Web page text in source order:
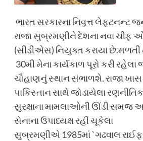
ભારત સરકારના નિવૃત્ત
રાજા સુબ્રમણીને દેશના નવા ચીફ
(સીડીએસ) નિયુક્ત કરાયા છે.મળતી
30મી મેના કાર્યકાળ પૂરો કરી
ચૌહાણનું સ્થાન સંભાળશે. રાજા
પાકિસ્તાન સાથે જોડાયેલા
સુરક્ષાના મામલાઓની ઊંડી સમજ
સેનાના ઉપાધ્યક્ષ રહી ચૂકેલા
સુબ્રમણીએ 1985માં `ગઢવાલ